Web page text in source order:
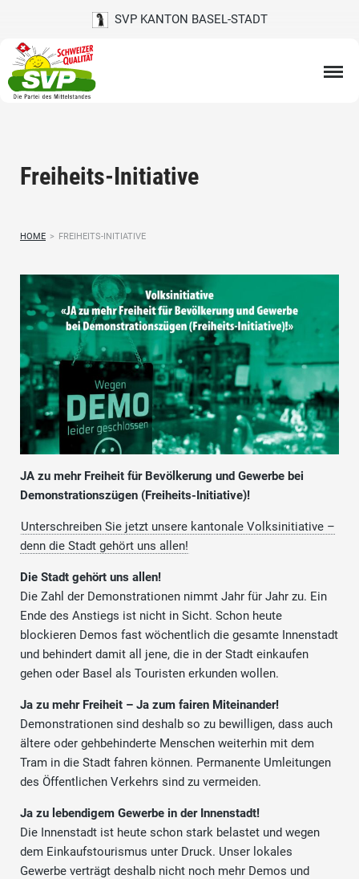
SVP KANTON BASEL-STADT
Freiheits-Initiative
HOME > FREIHEITS-INITIATIVE
JA zu mehr Freiheit für Bevölkerung und Gewerbe bei
Demonstrationszügen (Freiheits-Initiative)!
Unterschreiben Sie jetzt unsere kantonale Volksinitiative –
denn die Stadt gehört uns allen!
Die Stadt gehört uns allen!
Die Zahl der Demonstrationen nimmt Jahr für Jahr zu. Ein
Ende des Anstiegs ist nicht in Sicht. Schon heute
blockieren Demos fast wöchentlich die gesamte Innenstadt
und behindert damit all jene, die in der Stadt einkaufen
gehen oder Basel als Touristen erkunden wollen.
Ja zu mehr Freiheit – Ja zum fairen Miteinander!
Demonstrationen sind deshalb so zu bewilligen, dass auch
ältere oder gehbehinderte Menschen weiterhin mit dem
Tram in die Stadt fahren können. Permanente Umleitungen
des Öffentlichen Verkehrs sind zu vermeiden.
Ja zu lebendigem Gewerbe in der Innenstadt!
Die Innenstadt ist heute schon stark belastet und wegen
dem Einkaufstourismus unter Druck. Unser lokales
Gewerbe verträgt deshalb nicht noch mehr Demos und